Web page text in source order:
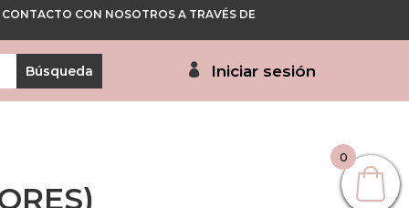
CON NOSOTROS A TRAVÉS DE
Iniciar sesión
0